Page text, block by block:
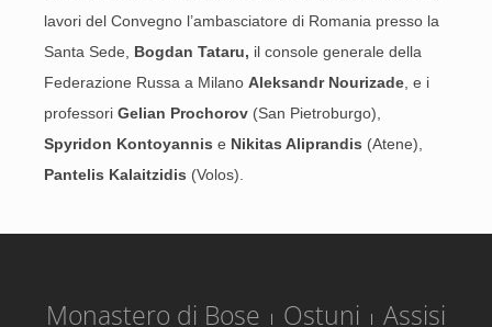
lavori del Convegno l’ambasciatore di Romania presso la
Santa Sede, Bogdan Tataru, il console generale della
Federazione Russa a Milano Aleksandr Nourizade , e i
professori Gelian Prochorov (San Pietroburgo),
Spyridon Kontoyannis e Nikitas Aliprandis (Atene),
Pantelis Kalaitzidis (Volos).
Monastero di Bose Ostuni Assisi